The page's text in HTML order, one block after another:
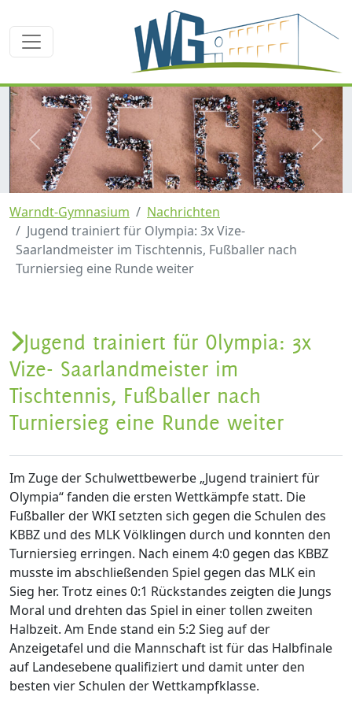
zurück
Warndt-Gymnasium
Nachrichten
Jugend trainiert für Olympia: 3x Vize-
Saarlandmeister im Tischtennis, Fußballer nach
Turniersieg eine Runde weiter
Jugend trainiert für Olympia: 3x
Vize- Saarlandmeister im
Tischtennis, Fußballer nach
Turniersieg eine Runde weiter
Im Zuge der Schulwettbewerbe „Jugend trainiert für
Olympia“ fanden die ersten Wettkämpfe statt. Die
Fußballer der WKI setzten sich gegen die Schulen des
KBBZ und des MLK Völklingen durch und konnten den
Turniersieg erringen. Nach einem 4:0 gegen das KBBZ
musste im abschließenden Spiel gegen das MLK ein
Sieg her. Trotz eines 0:1 Rückstandes zeigten die Jungs
Moral und drehten das Spiel in einer tollen zweiten
Halbzeit. Am Ende stand ein 5:2 Sieg auf der
Anzeigetafel und die Mannschaft ist für das Halbfinale
auf Landesebene qualifiziert und damit unter den
besten vier Schulen der Wettkampfklasse.